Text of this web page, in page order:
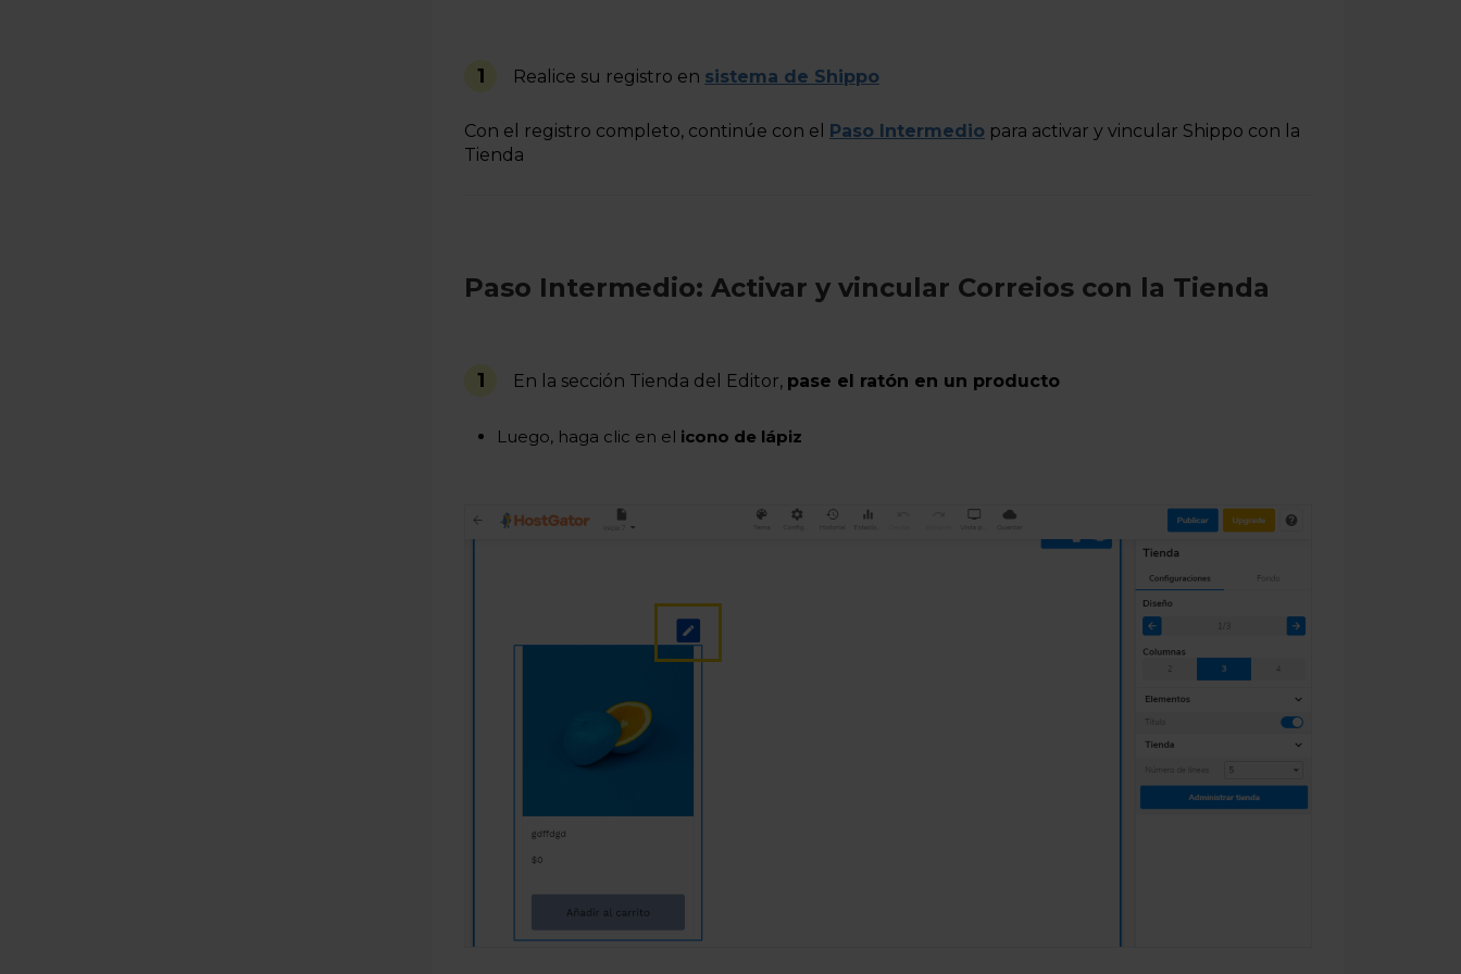
1 Realice su registro en sistema de Shippo
Con el registro completo, continúe con el Paso Intermedio para activar y vincular Shippo con la
Tienda
Paso Intermedio: Activar y vincular Correios con la Tienda
1 En la sección Tienda del Editor, pase el ratón en un producto
Luego, haga clic en el icono de lápiz